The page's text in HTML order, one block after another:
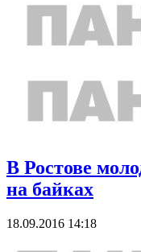
В Ростове
на байках
18.09.2016 14:18